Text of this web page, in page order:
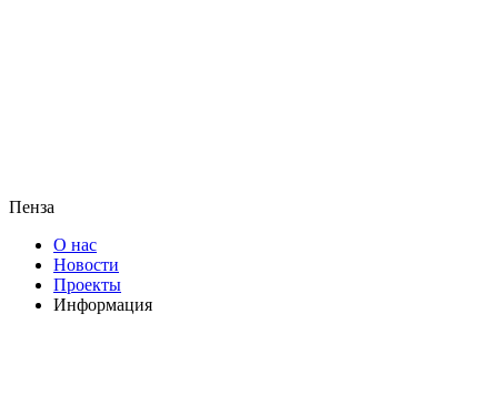
Пенза
О нас
Новости
Проекты
Информация